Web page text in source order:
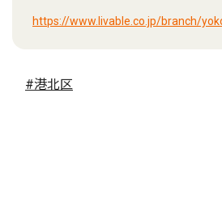
https://www.livable.co.jp/branch/
#港北区